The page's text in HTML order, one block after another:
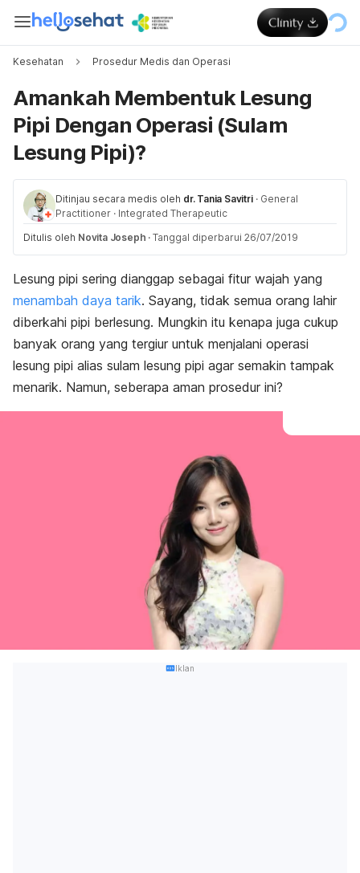
Kesehatan Prosedur Medis dan Operasi
Amankah Membentuk Lesung
Pipi Dengan Operasi (Sulam
Lesung Pipi)?
Ditinjau secara medis oleh dr. Tania Savitri · General
Practitioner · Integrated Therapeutic
Ditulis oleh Novita Joseph · Tanggal diperbarui 26/07/2019
Lesung pipi sering dianggap sebagai fitur wajah yang
menambah daya tarik. Sayang, tidak semua orang lahir
diberkahi pipi berlesung. Mungkin itu kenapa juga cukup
banyak orang yang tergiur untuk menjalani operasi
lesung pipi alias sulam lesung pipi agar semakin tampak
menarik. Namun, seberapa aman prosedur ini?
Iklan